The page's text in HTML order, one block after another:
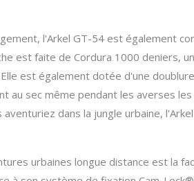
l'Arkel GT-54 est également
est faite de Cordura 1000 deniers,
est également dotée d'une
au sec même pendant les averses
dans la jungle urbaine,
urbaines longue distance est la